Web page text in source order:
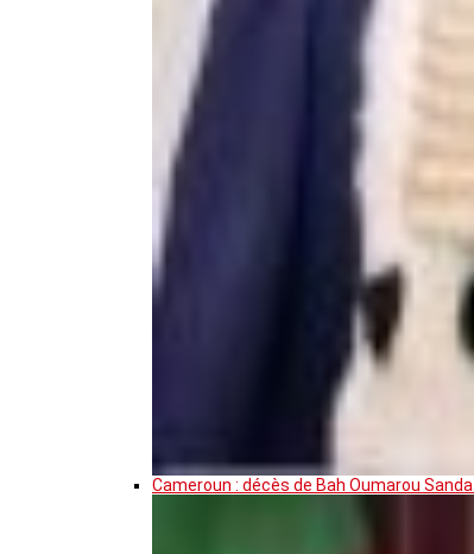
Cameroun : décès de Bah Oumarou